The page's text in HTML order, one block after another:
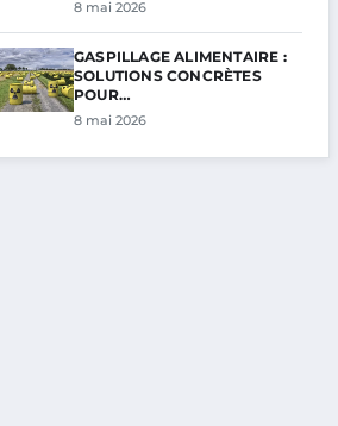
8 mai 2026
GASPILLAGE ALIMENTAIRE :
SOLUTIONS CONCRÈTES
POUR…
8 mai 2026